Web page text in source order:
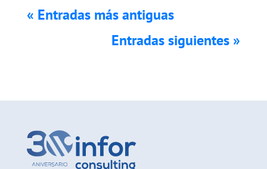
« Entradas más antiguas
Entradas siguientes »